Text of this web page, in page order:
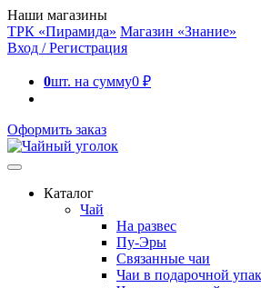
Наши магазины
ТРК «Пирамида» Магазин «Знание»
Вход / Регистрация
0шт. на сумму0 ₽
Оформить заказ
Каталог
Чай
На развес
Пу-Эры
Связанные чаи
Чаи в подарочной